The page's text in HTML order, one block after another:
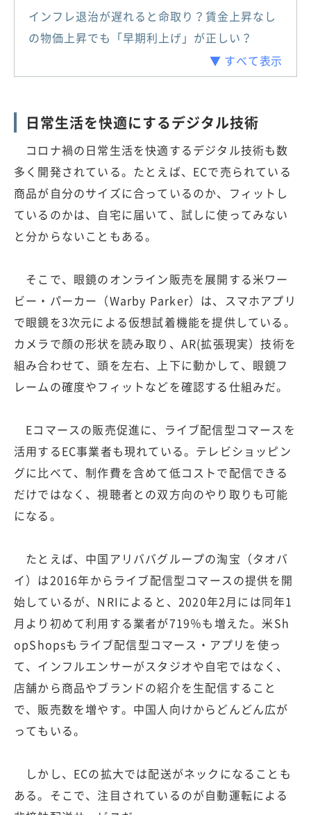
インフレ退治が遅れると命取り？賃金上昇なし
の物価上昇でも「早期利上げ」が正しい？
▼ すべて表示
日常生活を快適にするデジタル技術
コロナ禍の日常生活を快適するデジタル技術も数
多く開発されている。たとえば、ECで売られている
商品が自分のサイズに合っているのか、フィットし
ているのかは、自宅に届いて、試しに使ってみない
と分からないこともある。
そこで、眼鏡のオンライン販売を展開する米ワー
ビー・パーカー（Warby Parker）は、スマホアプリ
で眼鏡を3次元による仮想試着機能を提供している。
カメラで顔の形状を読み取り、AR(拡張現実）技術を
組み合わせて、頭を左右、上下に動かして、眼鏡フ
レームの確度やフィットなどを確認する仕組みだ。
Eコマースの販売促進に、ライブ配信型コマースを
活用するEC事業者も現れている。テレビショッピン
グに比べて、制作費を含めて低コストで配信できる
だけではなく、視聴者との双方向のやり取りも可能
になる。
たとえば、中国アリババグループの淘宝（タオバ
イ）は2016年からライブ配信型コマースの提供を開
始しているが、NRIによると、2020年2月には同年1
月より初めて利用する業者が719％も増えた。米Sh
opShopsもライブ配信型コマース・アプリを使っ
て、インフルエンサーがスタジオや自宅ではなく、
店舗から商品やブランドの紹介を生配信すること
で、販売数を増やす。中国人向けからどんどん広が
ってもいる。
しかし、ECの拡大では配送がネックになることも
ある。そこで、注目されているのが自動運転による